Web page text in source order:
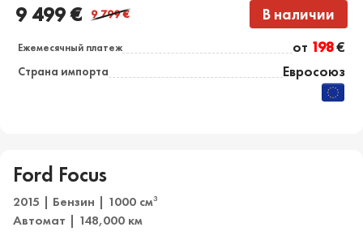
9 499 € 9 799€ В наличии
Ежемесячный платеж от 198€
Страна импорта Евросоюз
Ford Focus
2015 | Бензин | 1000 см3
Автомат | 148,000 км